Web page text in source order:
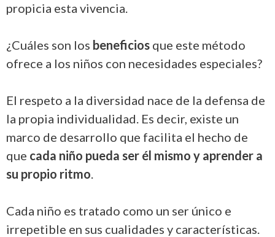
propicia esta vivencia.
¿Cuáles son los beneficios que este método
ofrece a los niños con necesidades especiales?
El respeto a la diversidad nace de la defensa de
la propia individualidad. Es decir, existe un
marco de desarrollo que facilita el hecho de
que cada niño pueda ser él mismo y aprender a
su propio ritmo.
Cada niño es tratado como un ser único e
irrepetible en sus cualidades y características.